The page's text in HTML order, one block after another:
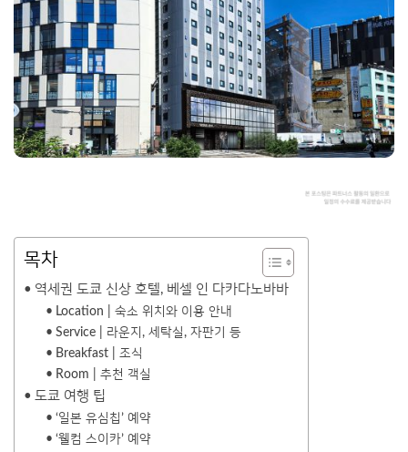
목차
역세권 도쿄 신상 호텔, 베셀 인 다카다노바바
Location | 숙소 위치와 이용 안내
Service | 라운지, 세탁실, 자판기 등
Breakfast | 조식
Room | 추천 객실
도쿄 여행 팁
‘일본 유심칩’ 예약
‘웰컴 스이카’ 예약